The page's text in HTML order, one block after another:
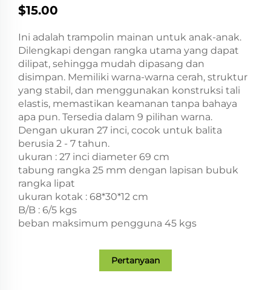
$15.00
Ini adalah trampolin mainan untuk anak-anak.
Dilengkapi dengan rangka utama yang dapat
dilipat, sehingga mudah dipasang dan
disimpan. Memiliki warna-warna cerah, struktur
yang stabil, dan menggunakan konstruksi tali
elastis, memastikan keamanan tanpa bahaya
apa pun. Tersedia dalam 9 pilihan warna.
Dengan ukuran 27 inci, cocok untuk balita
berusia 2 - 7 tahun.
ukuran : 27 inci diameter 69 cm
tabung rangka 25 mm dengan lapisan bubuk
rangka lipat
ukuran kotak : 68*30*12 cm
B/B : 6/5 kgs
beban maksimum pengguna 45 kgs
Pertanyaan